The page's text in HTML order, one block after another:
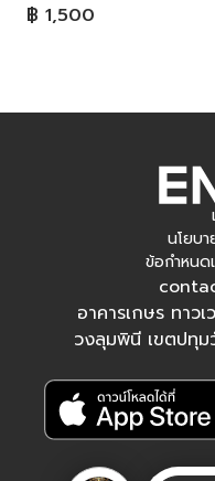
฿ 1,500
นโยบ
ข้อกำหนด
อาคารเกษร ทาว
วงลุมพินี เขตปทุ